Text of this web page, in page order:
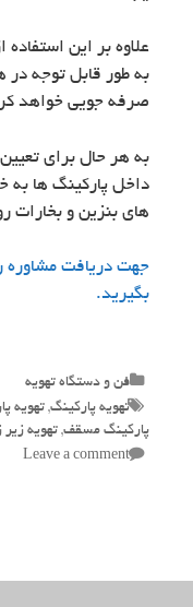
علاوه بر این استفاده
به طور قابل توجه در
صرفه جویی خواهد
داخل پارکینگ ها به
های بنزین و بخارات
جهت دریافت مشاوره
بگیرید.
Categories
فن و دستگاه تهویه
Tags
تهویه پارکینگ, تهویه
پارکینگ مسقف, تهویه
Leave a comment